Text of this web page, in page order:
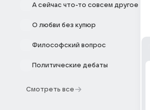
А сейчас что-то совсем другое
О любви без купюр
Философский вопрос
Политические дебаты
Смотреть все